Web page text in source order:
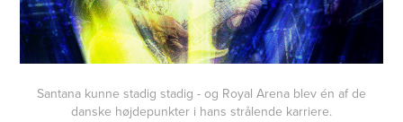
Santana kunne stadig stadig - og Royal Arena blev én af de
danske højdepunkter i hans strålende karriere.